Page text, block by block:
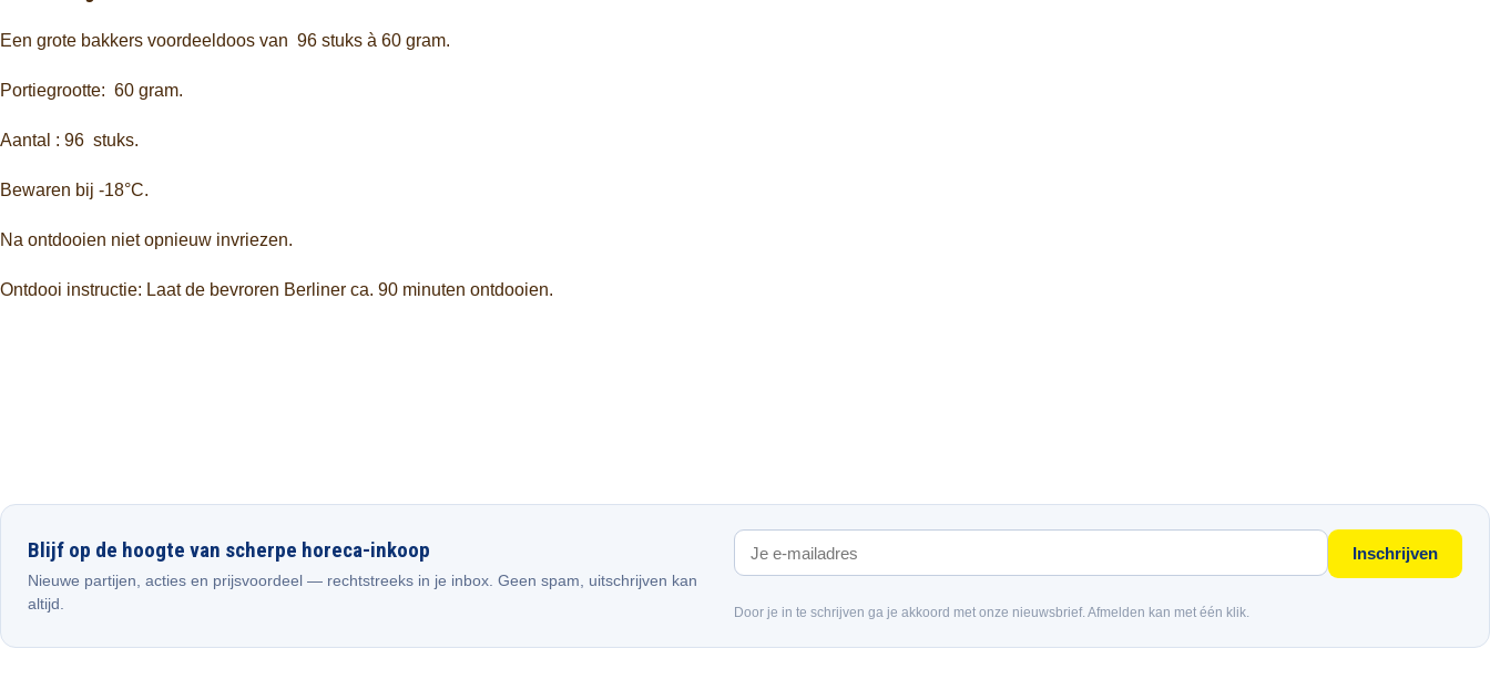
Een grote bakkers voordeeldoos van 96 stuks à 60 gram.
Portiegrootte: 60 gram.
Aantal : 96 stuks.
Bewaren bij -18°C.
Na ontdooien niet opnieuw invriezen.
Ontdooi instructie: Laat de bevroren Berliner ca. 90 minuten ontdooien.
Blijf op de hoogte van scherpe horeca-inkoop
Nieuwe partijen, acties en prijsvoordeel — rechtstreeks in je inbox. Geen spam, uitschrijven kan
altijd.
Inschrijven
Door je in te schrijven ga je akkoord met onze nieuwsbrief. Afmelden kan met één klik.